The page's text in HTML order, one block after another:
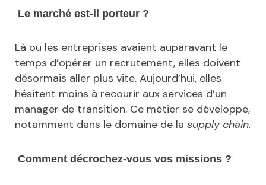
Le marché est-il porteur ?
Là ou les entreprises avaient auparavant le
temps d’opérer un recrutement, elles doivent
désormais aller plus vite. Aujourd’hui, elles
hésitent moins à recourir aux services d’un
manager de transition. Ce métier se développe,
notamment dans le domaine de la supply chain.
Comment décrochez-vous vos missions ?